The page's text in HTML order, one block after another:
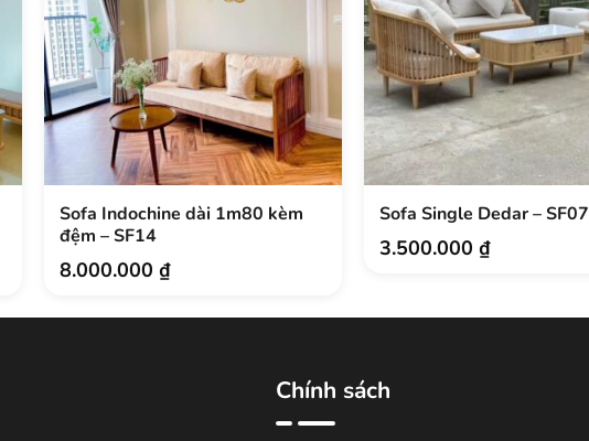
Sofa Indochine dài 1m80 kèm
đệm – SF14
8.000.000₫
Sofa Single Dedar – SF07
3.500.000₫
Chính sách